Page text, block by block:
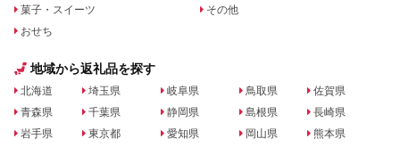
菓子・スイーツ
おせち
その他
地域から返礼品を探す
北海道
青森県
岩手県
埼玉県
千葉県
東京都
岐阜県
静岡県
愛知県
鳥取県
島根県
岡山県
佐賀県
長崎県
熊本県